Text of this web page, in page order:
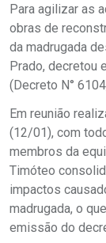
Para agilizar as
obras de
da madrugada
Prado, decretou
(Decreto N°
Em reunião
(12/01), com
membros da
Timóteo
impactos
madrugada, o
emissão do